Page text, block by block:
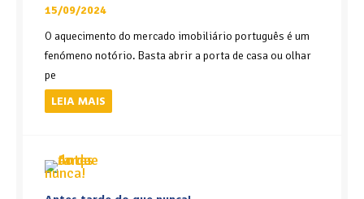
15/09/2024
O aquecimento do mercado imobiliário português é um
fenómeno notório. Basta abrir a porta de casa ou olhar
pe
LEIA MAIS